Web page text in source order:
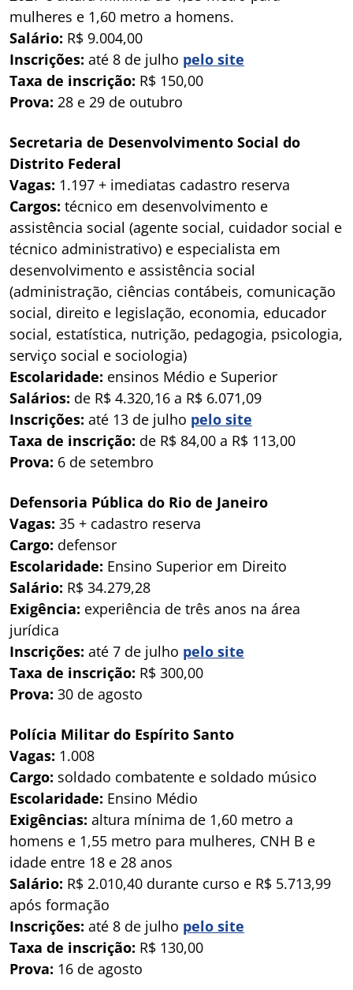
mulheres e 1,60 metro a homens.
Salário: R$ 9.004,00
Inscrições: até 8 de julho pelo site
Taxa de inscrição: R$ 150,00
Prova: 28 e 29 de outubro
Secretaria de Desenvolvimento Social do
Distrito Federal
Vagas: 1.197 + imediatas cadastro reserva
Cargos: técnico em desenvolvimento e
assistência social (agente social, cuidador social e
técnico administrativo) e especialista em
desenvolvimento e assistência social
(administração, ciências contábeis, comunicação
social, direito e legislação, economia, educador
social, estatística, nutrição, pedagogia, psicologia,
serviço social e sociologia)
Escolaridade: ensinos Médio e Superior
Salários: de R$ 4.320,16 a R$ 6.071,09
Inscrições: até 13 de julho pelo site
Taxa de inscrição: de R$ 84,00 a R$ 113,00
Prova: 6 de setembro
Defensoria Pública do Rio de Janeiro
Vagas: 35 + cadastro reserva
Cargo: defensor
Escolaridade: Ensino Superior em Direito
Salário: R$ 34.279,28
Exigência: experiência de três anos na área
jurídica
Inscrições: até 7 de julho pelo site
Taxa de inscrição: R$ 300,00
Prova: 30 de agosto
Polícia Militar do Espírito Santo
Vagas: 1.008
Cargo: soldado combatente e soldado músico
Escolaridade: Ensino Médio
Exigências: altura mínima de 1,60 metro a
homens e 1,55 metro para mulheres, CNH B e
idade entre 18 e 28 anos
Salário: R$ 2.010,40 durante curso e R$ 5.713,99
após formação
Inscrições: até 8 de julho pelo site
Taxa de inscrição: R$ 130,00
Prova: 16 de agosto